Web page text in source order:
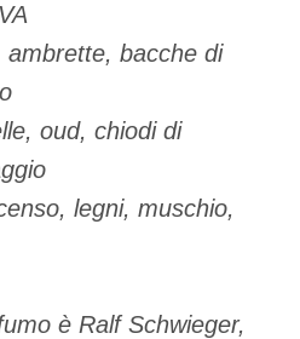
ambrette, bacche di
oud, chiodi di
legni, muschio,
è Ralf Schwieger,